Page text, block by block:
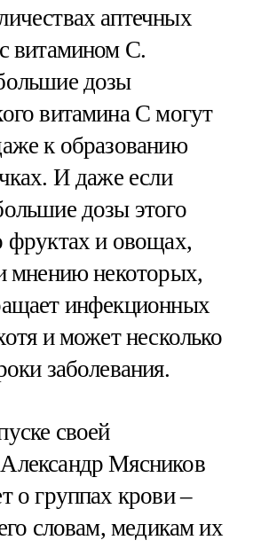
аптечных
витамином C.
дозы
витамина С могут
к образованию
И даже если
дозы этого
фруктах и овощах,
мнению некоторых,
инфекционных
и может несколько
заболевания.
своей
Мясников
о группах крови –
словам, медикам их